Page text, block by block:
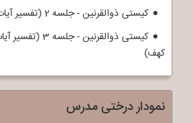
کیستی ذوالقرنین - جلسه 2 (تفسیر آیات 83 تا 99 سوره کهف)
کهف)
نمودار درختی مدرس